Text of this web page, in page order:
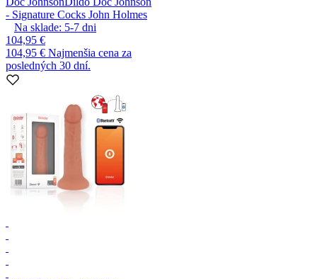
- Signature Cocks John Holmes
Na sklade: 5-7 dni
104,95 €
104,95 € Najmenšia cena za
posledných 30 dní.